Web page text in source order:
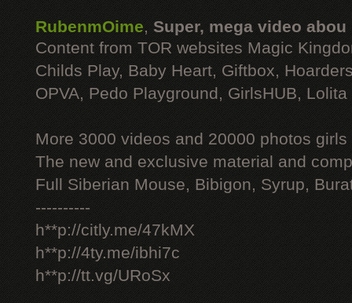
RubenmOime, Super, mega video abou
Content from TOR websites Magic
Childs Play, Baby Heart, Giftbox,
OPVA, Pedo Playground, GirlsHUB, Lolita
More 3000 videos and 20000 photos
The new and exclusive material and
Full Siberian Mouse, Bibigon, Syrup,
----------
h**p://citly.me/47kMX
h**p://4ty.me/ibhi7c
h**p://tt.vg/URoSx